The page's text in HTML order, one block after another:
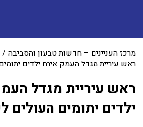
מרכז העניינים – חדשות טבעון והסביבה
ראש עיריית מגדל העמק אירח ילדים
ראש עיריית מגדל
ילדים יתומים העולים